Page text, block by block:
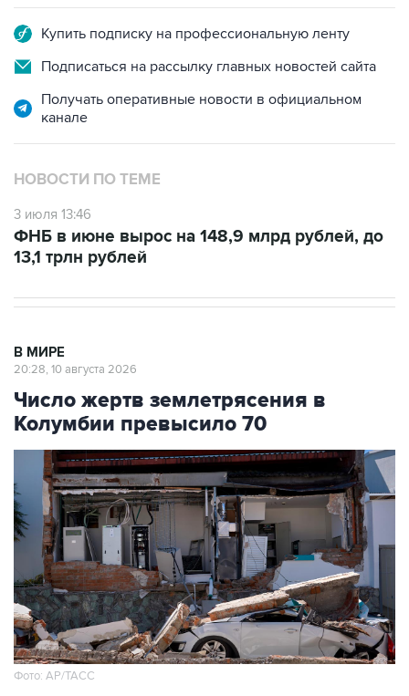
Купить подписку на профессиональную ленту
Подписаться на рассылку главных новостей сайта
Получать оперативные новости в официальном
канале
НОВОСТИ ПО ТЕМЕ
3 июля 13:46
ФНБ в июне вырос на 148,9 млрд рублей, до
13,1 трлн рублей
В МИРЕ
20:28, 10 августа 2026
Число жертв землетрясения в
Колумбии превысило 70
Фото: АР/ТАСС